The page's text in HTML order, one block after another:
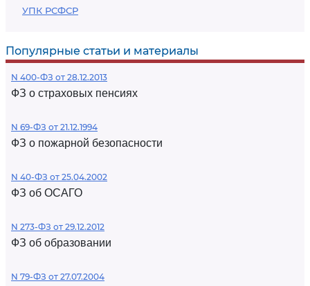
УПК РСФСР
Популярные статьи и материалы
N 400-ФЗ от 28.12.2013
ФЗ о страховых пенсиях
N 69-ФЗ от 21.12.1994
ФЗ о пожарной безопасности
N 40-ФЗ от 25.04.2002
ФЗ об ОСАГО
N 273-ФЗ от 29.12.2012
ФЗ об образовании
N 79-ФЗ от 27.07.2004